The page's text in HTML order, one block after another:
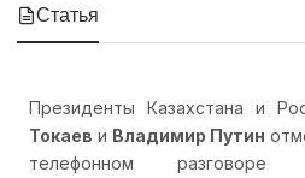
Статья
Президенты Казахстана и
Токаев и Владимир Путин
телефонном разговоре